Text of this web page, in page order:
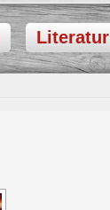
Literatur